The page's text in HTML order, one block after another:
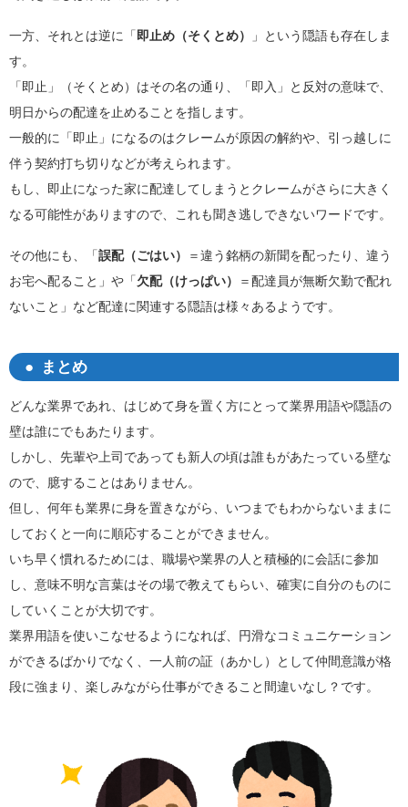
一方、それとは逆に「 即止め（そくとめ）
」という隠語も存在しま
す。
「即止」（そくとめ）はその名の通り、「即入」と反対の意味で、
明日からの配達を止めることを指します。
一般的に「即止」になるのはクレームが原因の解約や、引っ越しに
伴う契約打ち切りなどが考えられます。
もし、即止になった家に配達してしまうとクレームがさらに大きく
なる可能性がありますので、これも聞き逃しできないワードです。
その他にも、「誤配（ごはい）
＝違う銘柄の新聞を配ったり、違う
お宅へ配ること」や「 欠配（けっぱい）
＝配達員が無断欠勤で配れ
ないこと」など配達に関連する隠語は様々あるようです。
まとめ
どんな業界であれ、はじめて身を置く方にとって業界用語や隠語の
壁は誰にでもあたります。
しかし、先輩や上司であっても新人の頃は誰もがあたっている壁な
ので、臆することはありません。
但し、何年も業界に身を置きながら、いつまでもわからないままに
しておくと一向に順応することができません。
いち早く慣れるためには、職場や業界の人と積極的に会話に参加
し、意味不明な言葉はその場で教えてもらい、確実に自分のものに
していくことが大切です。
業界用語を使いこなせるようになれば、円滑なコミュニケーション
ができるばかりでなく、一人前の証（あかし）として仲間意識が格
段に強まり、楽しみながら仕事ができること間違いなし？です。